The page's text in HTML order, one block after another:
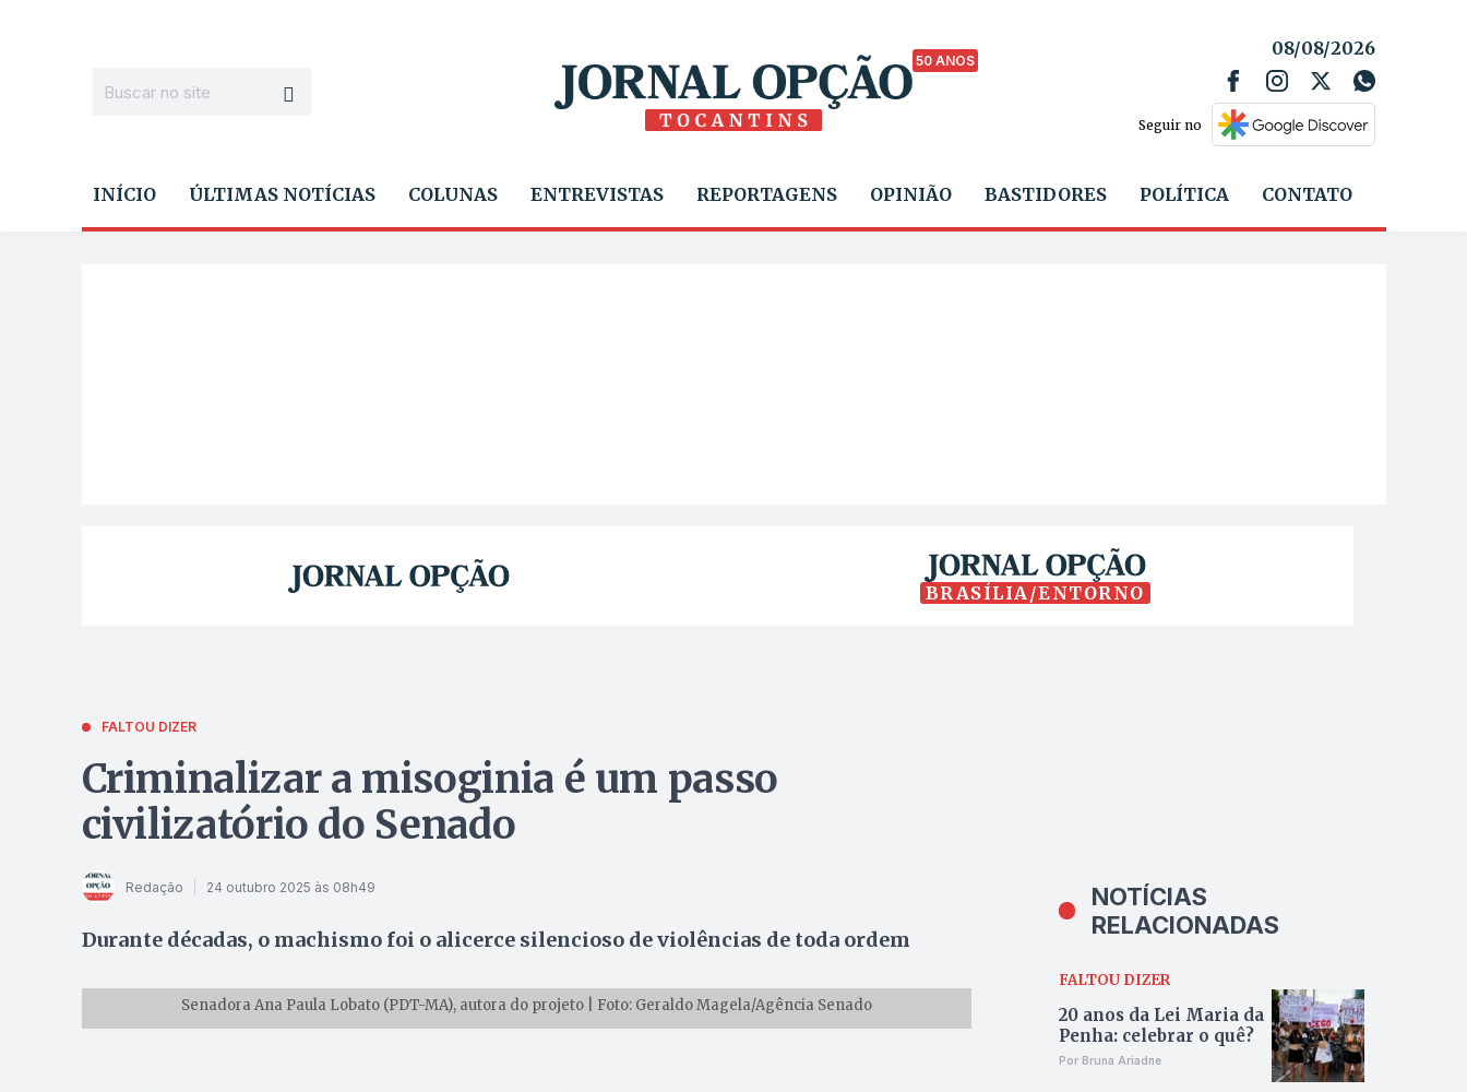
50 ANOS
08/08/2026
Seguir no
INÍCIO ÚLTIMAS NOTÍCIAS COLUNAS ENTREVISTAS REPORTAGENS OPINIÃO BASTIDORES POLÍTICA CONTATO
BRASÍLIA/ENTORNO
FALTOU DIZER
Criminalizar a misoginia é um passo
civilizatório do Senado
Redação 24 outubro 2025 às 08h49
Durante décadas, o machismo foi o alicerce silencioso de violências de toda ordem
Senadora Ana Paula Lobato (PDT-MA), autora do projeto | Foto: Geraldo Magela/Agência Senado
NOTÍCIAS
RELACIONADAS
FALTOU DIZER
20 anos da Lei Maria da
Penha: celebrar o quê?
Por Bruna Ariadne